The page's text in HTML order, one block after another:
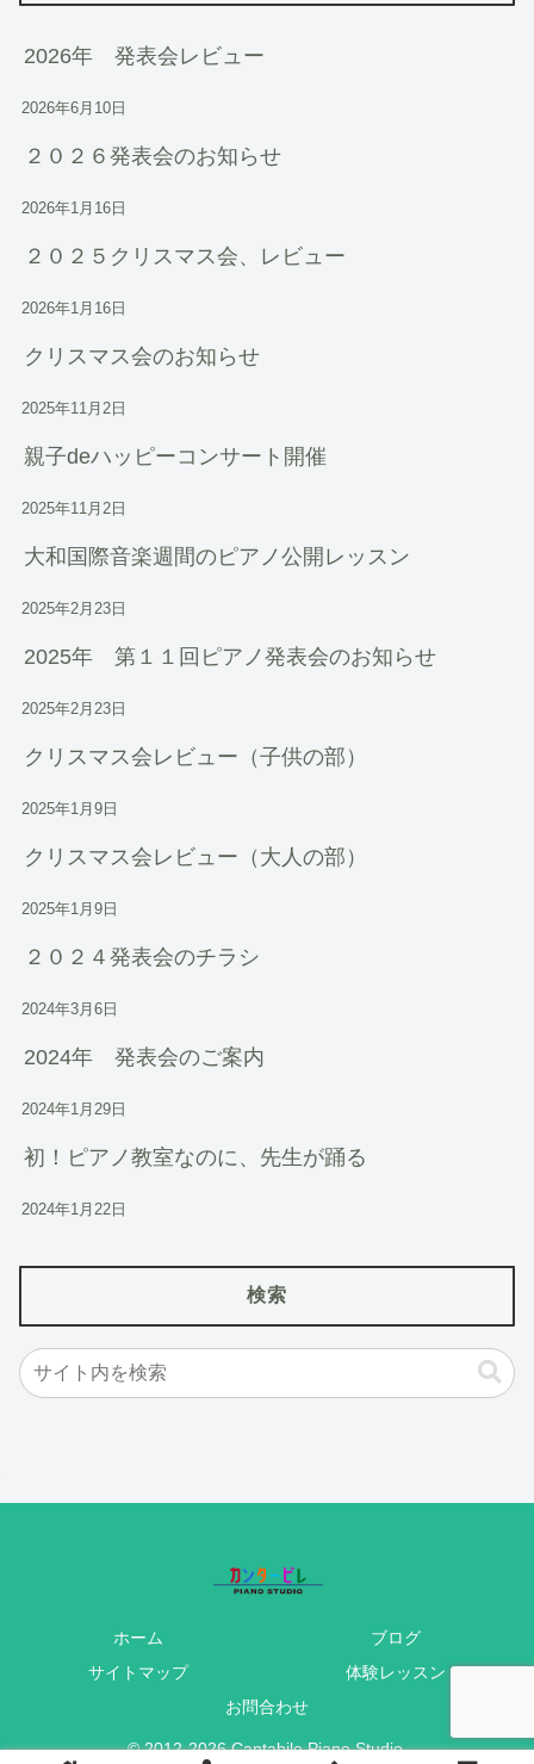
2026年 発表会レビュー
2026年6月10日
２０２６発表会のお知らせ
2026年1月16日
２０２５クリスマス会、レビュー
2026年1月16日
クリスマス会のお知らせ
2025年11月2日
親子deハッピーコンサート開催
2025年11月2日
大和国際音楽週間のピアノ公開レッスン
2025年2月23日
2025年 第１１回ピアノ発表会のお知らせ
2025年2月23日
クリスマス会レビュー（子供の部）
2025年1月9日
クリスマス会レビュー（大人の部）
2025年1月9日
２０２４発表会のチラシ
2024年3月6日
2024年 発表会のご案内
2024年1月29日
初！ピアノ教室なのに、先生が踊る
2024年1月22日
検索
ホーム
ブログ
サイトマップ
体験レッスン
お問合わせ
© 2012-2026 Cantabile Piano Studio.